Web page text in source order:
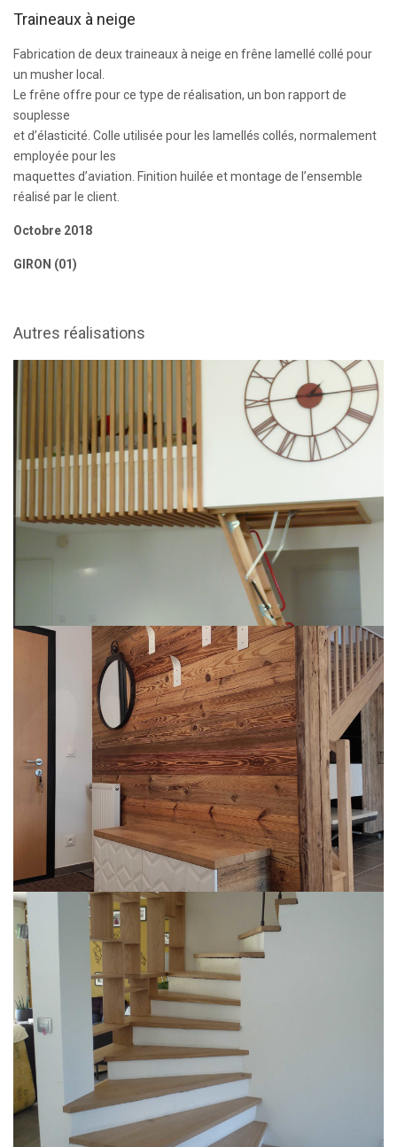
Traineaux à neige
Fabrication de deux traineaux à neige en frêne lamellé collé pour
un musher local.
Le frêne offre pour ce type de réalisation, un bon rapport de
souplesse
et d’élasticité. Colle utilisée pour les lamellés collés, normalement
employée pour les
maquettes d’aviation. Finition huilée et montage de l’ensemble
réalisé par le client.
Octobre 2018
GIRON (01)
Autres réalisations